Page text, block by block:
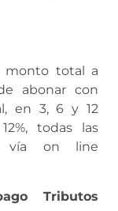
monto total a
abonar con
en 3, 6 y 12
todas las
vía on line
Tributos